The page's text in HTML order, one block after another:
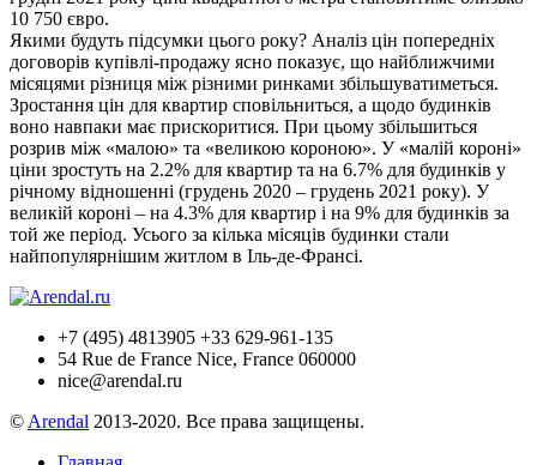
10 750 євро.
Якими будуть підсумки цього року? Аналіз цін попередніх
договорів купівлі-продажу ясно показує, що найближчими
місяцями різниця між різними ринками збільшуватиметься.
Зростання цін для квартир сповільниться, а щодо будинків
воно навпаки має прискоритися. При цьому збільшиться
розрив між «малою» та «великою короною». У «малій короні»
ціни зростуть на 2.2% для квартир та на 6.7% для будинків у
річному відношенні (грудень 2020 – грудень 2021 року). У
великій короні – на 4.3% для квартир і на 9% для будинків за
той же період. Усього за кілька місяців будинки стали
найпопулярнішим житлом в Іль-де-Франсі.
+7 (495) 4813905 +33 629-961-135
54 Rue de France Nice, France 060000
nice@arendal.ru
© Arendal 2013-2020. Все права защищены.